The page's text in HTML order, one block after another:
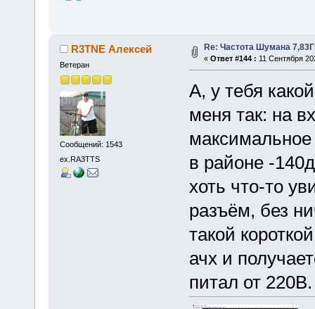
R3TNE Алексей
Ветеран
Сообщений: 1543
ex.RA3TTS
Re: Частота Шумана
« Ответ #144 : 11 Сентября
А, у тебя
меня так: на
максимальное
в районе -
хоть что-то
разъём, без
такой
ачх и
питал от 220В.